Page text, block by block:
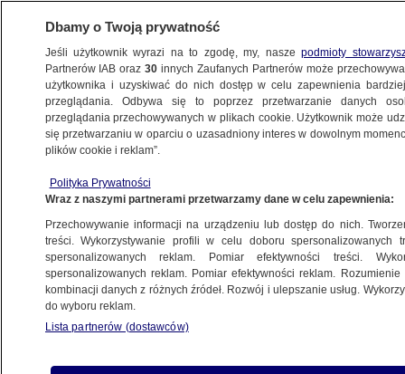
METEO
NAJNOWSZE
ostrzeżenie przed silnym wiatrem
14.11.2015, 16:06
Udostępnij
Dbamy o Twoją prywatność
Jeśli użytkownik wyrazi na to zgodę, my, naszepodmioty
Partnerów IAB oraz30 innych Zaufanych Partnerów może
użytkownika i uzyskiwać do nich dostęp w celu zapewnienia
przeglądania. Odbywa się to poprzez przetwarzanie danych
przeglądania przechowywanych w plikach cookie. Użytkownik może
się przetwarzaniu w oparciu o uzasadniony interes w dowolnym
plików cookie i reklam”.
Polityka Prywatności
Wraz z naszymi partnerami przetwarzamy dane w celu zapewnienia:
Przechowywanie informacji na urządzeniu lub dostęp do nich.
treści. Wykorzystywanie profili w celu doboru spersonalizowanych
spersonalizowanych reklam. Pomiar efektywności treści.
spersonalizowanych reklam. Pomiar efektywności reklam.
kombinacji danych z różnych źródeł. Rozwój i ulepszanie usług.
do wyboru reklam.
Lista partnerów (dostawców)